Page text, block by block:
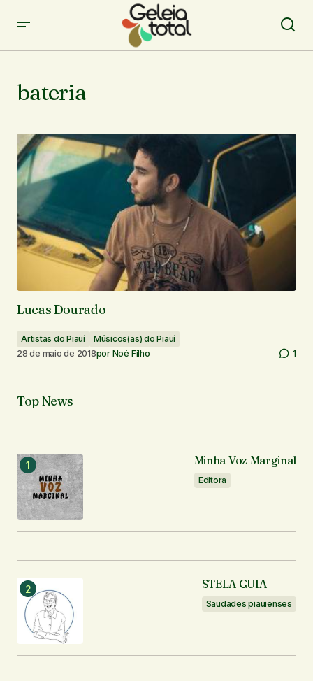
bateria
Lucas Dourado
Artistas do Piauí
Músicos(as) do Piauí
28 de maio de 2018por Noé Filho 1
Top News
Minha Voz Marginal
Editora
STELA GUIA
Saudades piauienses